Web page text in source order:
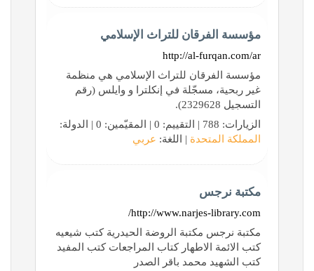
مؤسسة الفرقان للتراث الإسلامي
http://al-furqan.com/ar
مؤسسة الفرقان للتراث الإسلامي هي منظمة
غير ربحية، مسجّلة في إنكلترا و وايلس (رقم
التسجيل 2329628).
الزيارات: 788 | التقييم: 0 | المقيّمين: 0 | الدولة:
المملكة المتحدة | اللغة: عربي
مكتبة نرجس
http://www.narjes-library.com/
مكتبة نرجس مكتبة الروضة الحيدرية كتب شيعيه
كتب الائمة الاطهار كتاب المراجعات كتب المفيد
كتب الشهيد محمد باقر الصدر